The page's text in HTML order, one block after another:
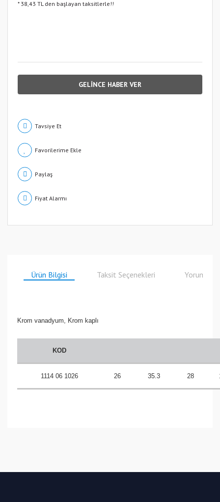
* 38,43 TL den başlayan taksitlerle!!
GELİNCE HABER VER
Tavsiye Et
Paylaş
Fiyat Alarmı
Ürün Bilgisi Taksit Seçenekleri Yorumlar
Krom vanadyum, Krom kaplı
KOD
1114 06 1026 26 35.3 28